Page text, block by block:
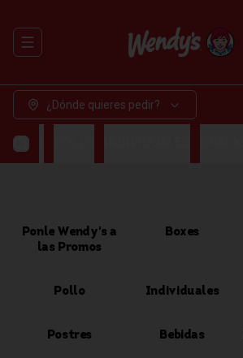
Abrir menu de navegación
¿Dónde quieres pedir?
Ponle Wendy's a
las Promos
Boxes
Pollo Individuales
Postres Bebidas